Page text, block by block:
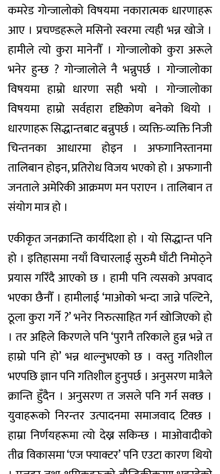
कमरेड गोन्जालोको विषयमा नकारात्मक धारणाहरू
आए । प्रचण्डहरूले मसिनो स्वरमा त्यही भन्न खोजे ।
हामीले त्यो कुरा मानेनौँ । गोन्जालोको कुरा अरूले
भनेर हुन्छ ? गोन्जालोले नै भन्नुपर्छ । गोन्जालोका
विषयमा हाम्रो धारणा सही भयो । गोन्जालोका
विषयमा हाम्रो सर्वहारा दृष्टिकोण बनेको थियो ।
धारणाहरू सिद्धान्तबाट बन्नुपर्छ । व्यक्ति-व्यक्ति निजी
चिन्तनका आधारमा होइन । अफगानिस्तानमा
तालिबान होइन, प्रतिरोध विजय भएको हो । अफगानी
जनताले अमेरिकी आक्रमण मन पराएन । तालिबान त
संयोग मात्र हो ।
एकीकृत जनक्रान्ति कार्यदिशा हो । यो सिद्धान्त पनि
हो । इतिहासमा नयाँ विचारलाई सुरुमै घाँटी निमोठ्ने
प्रयास गरिँदै आएको छ । हामी पनि त्यसको अपवाद
भएका छैनौँ । हामीलाई ‘माओको भन्दा जान्ने पल्टिने,
ठूला कुरा गर्ने ?’ भनेर निरुत्साहित गर्न खोजिएको हो
। तर अहिले किरणले पनि ‘पुरानै तरिकाले हुन्न भन्ने त
हाम्रो पनि हो’ भन्न थाल्नुभएको छ । वस्तु गतिशील
भएपछि ज्ञान पनि गतिशील हुनुपर्छ । अनुसरण मात्रैले
क्रान्ति हुँदैन । अनुसरण त जसले पनि गर्न सक्छ ।
युवाहरूको निरन्तर उत्पादनमा समाजवाद टिक्छ ।
हाम्रा निर्णयहरूमा त्यो देख्न सकिन्छ । माओवादीको
तीव्र विकासमा ‘एज फ्याक्टर’ पनि एउटा कारण थियो